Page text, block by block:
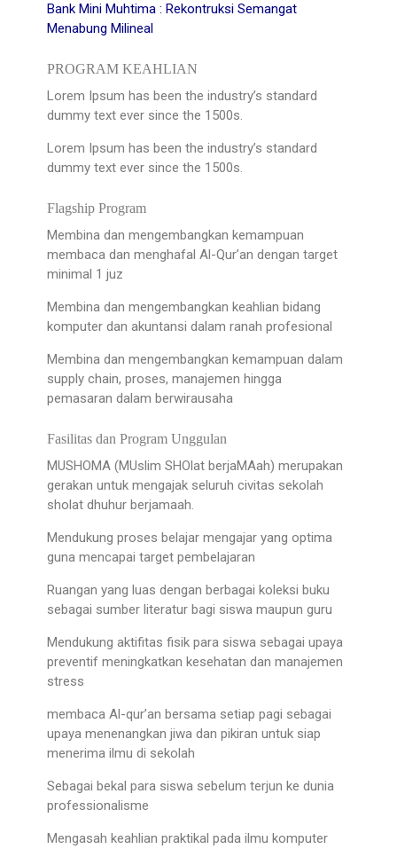
Bank Mini Muhtima : Rekontruksi Semangat
Menabung Milineal
PROGRAM KEAHLIAN
Lorem Ipsum has been the industry’s standard
dummy text ever since the 1500s.
Lorem Ipsum has been the industry’s standard
dummy text ever since the 1500s.
Flagship Program
Membina dan mengembangkan kemampuan
membaca dan menghafal Al-Qur’an dengan target
minimal 1 juz
Membina dan mengembangkan keahlian bidang
komputer dan akuntansi dalam ranah profesional
Membina dan mengembangkan kemampuan dalam
supply chain, proses, manajemen hingga
pemasaran dalam berwirausaha
Fasilitas dan Program Unggulan
MUSHOMA (MUslim SHOlat berjaMAah) merupakan
gerakan untuk mengajak seluruh civitas sekolah
sholat dhuhur berjamaah.
Mendukung proses belajar mengajar yang optima
guna mencapai target pembelajaran
Ruangan yang luas dengan berbagai koleksi buku
sebagai sumber literatur bagi siswa maupun guru
Mendukung aktifitas fisik para siswa sebagai upaya
preventif meningkatkan kesehatan dan manajemen
stress
membaca Al-qur’an bersama setiap pagi sebagai
upaya menenangkan jiwa dan pikiran untuk siap
menerima ilmu di sekolah
Sebagai bekal para siswa sebelum terjun ke dunia
professionalisme
Mengasah keahlian praktikal pada ilmu komputer